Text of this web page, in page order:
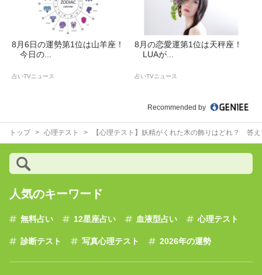
8月6日の運勢第1位は山羊座！
今日の...
占いTVニュース
8月の恋愛運第1位は天秤座！
LUAが...
占いTVニュース
Recommended by
トップ 心理テスト 【心理テスト】妖精がくれた木の飾りはどれ？ 答
人気のキーワード
無料占い 12星座占い 血液型占い 心理テスト
診断テスト 写真心理テスト 2026年の運勢